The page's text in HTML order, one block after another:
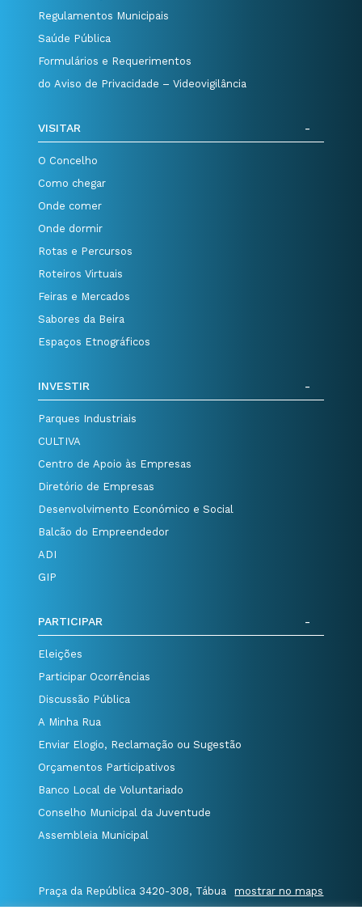
Regulamentos Municipais
Saúde Pública
Formulários e Requerimentos
do Aviso de Privacidade – Videovigilância
VISITAR
O Concelho
Como chegar
Onde comer
Onde dormir
Rotas e Percursos
Roteiros Virtuais
Feiras e Mercados
Sabores da Beira
Espaços Etnográficos
INVESTIR
Parques Industriais
CULTIVA
Centro de Apoio às Empresas
Diretório de Empresas
Desenvolvimento Económico e Social
Balcão do Empreendedor
ADI
GIP
PARTICIPAR
Eleições
Participar Ocorrências
Discussão Pública
A Minha Rua
Enviar Elogio, Reclamação ou Sugestão
Orçamentos Participativos
Banco Local de Voluntariado
Conselho Municipal da Juventude
Assembleia Municipal
Praça da República 3420-308, Tábua mostrar no maps